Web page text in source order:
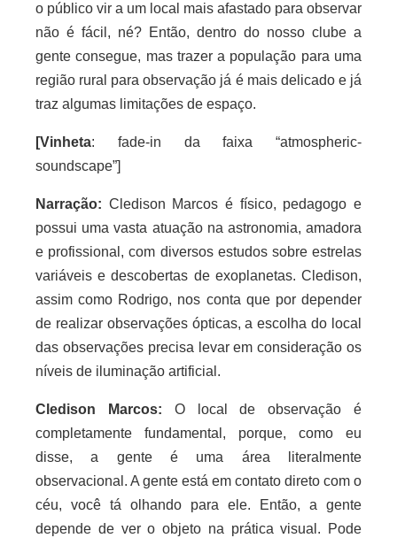
o público vir a um local mais afastado para observar
não é fácil, né? Então, dentro do nosso clube a
gente consegue, mas trazer a população para uma
região rural para observação já é mais delicado e já
traz algumas limitações de espaço.
[Vinheta: fade-in da faixa “atmospheric-
soundscape”]
Narração: Cledison Marcos é físico, pedagogo e
possui uma vasta atuação na astronomia, amadora
e profissional, com diversos estudos sobre estrelas
variáveis e descobertas de exoplanetas. Cledison,
assim como Rodrigo, nos conta que por depender
de realizar observações ópticas, a escolha do local
das observações precisa levar em consideração os
níveis de iluminação artificial.
Cledison Marcos:
O local de observação é
completamente fundamental, porque, como eu
disse, a gente é uma área literalmente
observacional. A gente está em contato direto com o
céu, você tá olhando para ele. Então, a gente
depende de ver o objeto na prática visual. Pode